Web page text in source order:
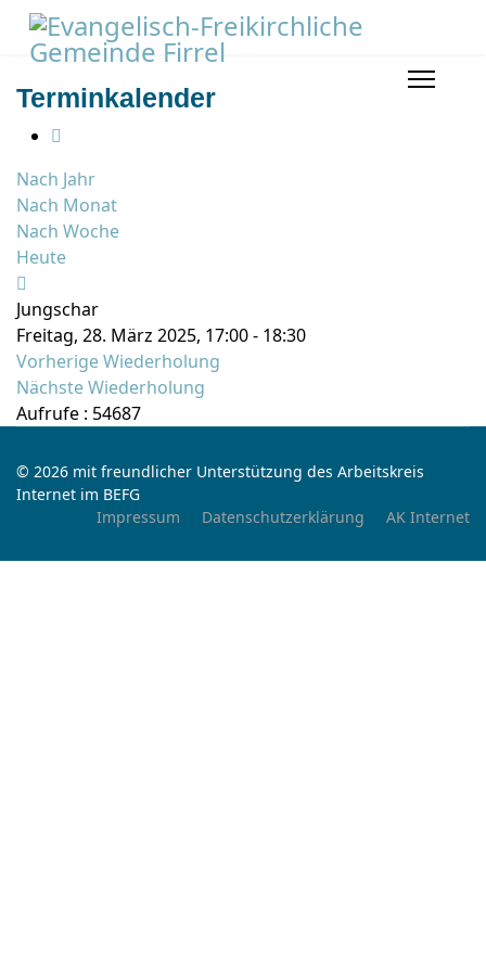
Terminkalender
Nach Jahr
Nach Monat
Nach Woche
Heute
Jungschar
Freitag, 28. März 2025, 17:00 - 18:30
Vorherige Wiederholung
Nächste Wiederholung
Aufrufe : 54687
© 2026 mit freundlicher Unterstützung des Arbeitskreis
Internet im BEFG
Impressum
Datenschutzerklärung AK Internet